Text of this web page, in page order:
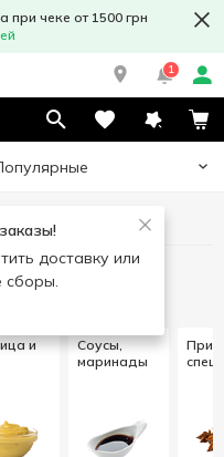
при чеке от 1500 грн
1
доставку или
сборы.
и
Соусы,
маринады